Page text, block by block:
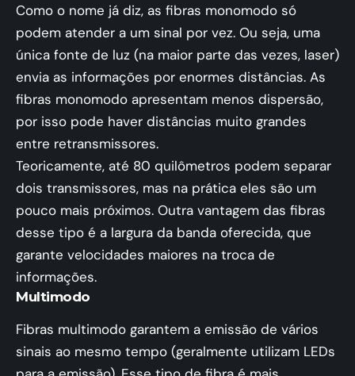
Como o nome já diz, as fibras monomodo só
podem atender a um sinal por vez. Ou seja, uma
única fonte de luz (na maior parte das vezes, laser)
envia as informações por enormes distâncias. As
fibras monomodo apresentam menos dispersão,
por isso pode haver distâncias muito grandes
entre retransmissores.
Teoricamente, até 80 quilômetros podem separar
dois transmissores, mas na prática eles são um
pouco mais próximos. Outra vantagem das fibras
desse tipo é a largura da banda oferecida, que
garante velocidades maiores na troca de
informações.
Multimodo
Fibras multimodo garantem a emissão de vários
sinais ao mesmo tempo (geralmente utilizam LEDs